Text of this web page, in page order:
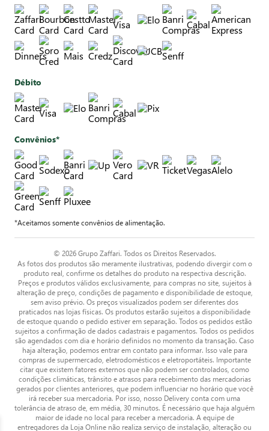
Débito
Convênios*
*Aceitamos somente convênios de alimentação.
© 2026 Grupo Zaffari. Todos os Direitos Reservados.
As fotos dos produtos são meramente ilustrativas, podendo divergir com o
produto real, confirme os detalhes do produto na respectiva descrição.
Preços e produtos válidos exclusivamente, para compras no site, sujeitos à
alteração de preço, condições de pagamento e disponibilidade de estoque,
sem aviso prévio. Os preços visualizados podem ser diferentes dos
praticados nas lojas físicas. Os produtos estarão sujeitos a disponibilidade
de estoque quando o pedido estiver em separação. Todos os pedidos estão
sujeitos a confirmação de dados cadastrais e pagamentos. Todos os pedidos
são agendados com dia e horário definidos no momento da transação. Caso
haja alteração, podemos entrar em contato para informar. Isso vale para
compras de supermercado, eletrodomésticos e eletroportáteis. Importante
citar que existem fatores externos que não podem ser controlados, como
condições climáticas, trânsito e atrasos para recebimento das mercadorias
gerados por clientes anteriores, que podem influenciar no horário que você
irá receber sua mercadoria. Por isso, nosso Delivery conta com uma
tolerância de atraso de, em média, 30 minutos. É necessário que haja alguém
maior de idade no local para receber a mercadoria. A equipe de
entregadores da Loja Online não realiza serviço de instalação, alteração ou